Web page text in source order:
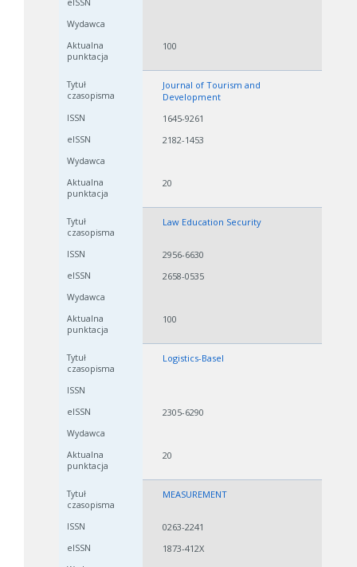
100
Journal of Tourism and
Development
1645-9261
2182-1453
20
Law Education Security
2956-6630
2658-0535
100
Logistics-Basel
2305-6290
20
MEASUREMENT
0263-2241
1873-412X